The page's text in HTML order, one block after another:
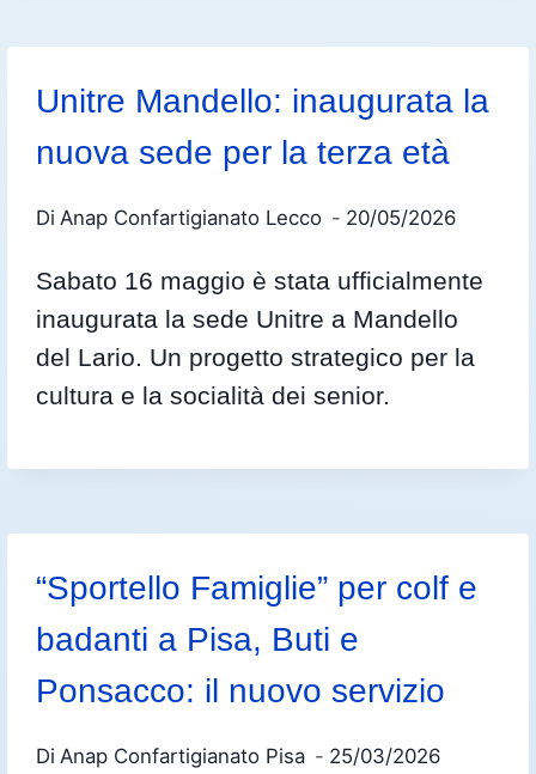
Unitre Mandello: inaugurata la
nuova sede per la terza età
Di Anap Confartigianato Lecco 20/05/2026
Sabato 16 maggio è stata ufficialmente
inaugurata la sede Unitre a Mandello
del Lario. Un progetto strategico per la
cultura e la socialità dei senior.
“Sportello Famiglie” per colf e
badanti a Pisa, Buti e
Ponsacco: il nuovo servizio
Di Anap Confartigianato Pisa 25/03/2026